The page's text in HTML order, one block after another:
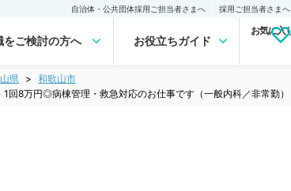
自治体・公共団体採用ご担当者さまへ 採用ご担当者さまへ
をご検討の方へ お役立ちガイド
お気に入
県
和歌山市
8万円◎病棟管理・救急対応のお仕事です（一般内科／非常勤）